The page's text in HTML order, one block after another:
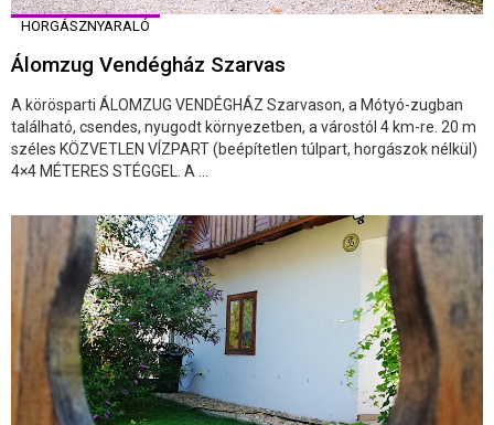
HORGÁSZNYARALÓ
Álomzug Vendégház Szarvas
A körösparti ÁLOMZUG VENDÉGHÁZ Szarvason, a Mótyó-zugban
található, csendes, nyugodt környezetben, a várostól 4 km-re. 20 m
széles KÖZVETLEN VÍZPART (beépítetlen túlpart, horgászok nélkül)
4×4 MÉTERES STÉGGEL. A ...